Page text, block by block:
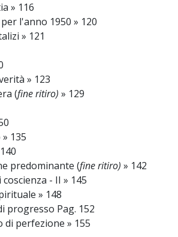
» 116
l'anno 1950 » 120
» 121
» 123
(fine ritiro) » 129
135
predominante (fine ritiro) » 142
coscienza - II » 145
» 148
progresso Pag. 152
di perfezione » 155